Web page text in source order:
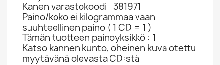
Kanen varastokoodi : 381971
Paino/koko ei kilogrammaa vaan
suuhteellinen paino ( 1 CD = 1 )
Tämän tuotteen painoyksikkö : 1
Katso kannen kunto, oheinen kuva otettu
myytävänä olevasta CD:stä